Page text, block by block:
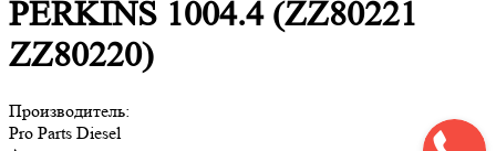
PERKINS 1004.4 (ZZ80221
ZZ80220)
Производитель:
Pro Parts Diesel